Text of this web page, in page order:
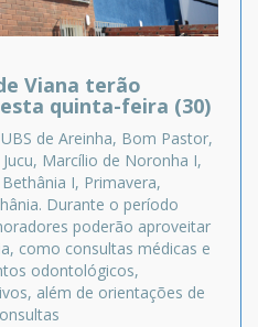
Viana terão
quinta-feira (30)
de Areinha, Bom Pastor,
Marcílio de Noronha I,
I, Primavera,
Durante o período
poderão aproveitar
como consultas médicas e
odontológicos,
além de orientações de